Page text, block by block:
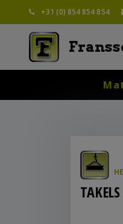
+31 (0) 854 854 854